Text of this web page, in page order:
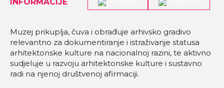
Muzej prikuplja, čuva i obrađuje arhivsko gradivo
relevantno za dokumentiranje i istraživanje statusa
arhitektonske kulture na nacionalnoj razini, te aktivno
sudjeluje u razvoju arhitektonske kulture i sustavno
radi na njenoj društvenoj afirmaciji.